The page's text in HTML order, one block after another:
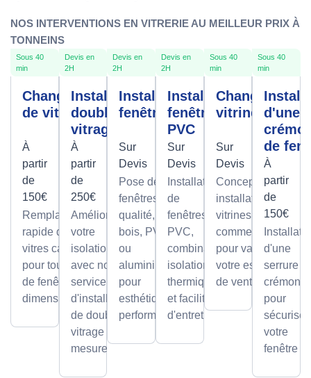
NOS INTERVENTIONS EN VITRERIE AU MEILLEUR PRIX À
TONNEINS
Sous 40
min
Changement
de vitre
À
partir
de
150€
Remplacement
rapide de
vitres cassées,
pour tous types
de fenêtres et
dimensions.
Devis en
2H
Installation
double
vitrage
À
partir
de
250€
Améliorez
votre
isolation
avec notre
service
d'installation
de double
vitrage sur
mesure.
Devis en
2H
Installation
fenêtres
Sur
Devis
Pose de
fenêtres de
qualité, en
bois, PVC
ou
aluminium,
pour
esthétique et
performance.
Devis en
2H
Installation
fenêtre
PVC
Sur
Devis
Installation
de
fenêtres
PVC,
combinant
isolation
thermique
et facilité
d'entretien.
Sous 40
min
Changement
vitrine
Sur
Devis
Conception et
installation de
vitrines
commerciales
pour valoriser
votre espace
de vente.
Sous 40
min
d'une
de
À
partir
de
150€
d'une
serrure à
crémone
pour
sécuriser
votre
fenêtre